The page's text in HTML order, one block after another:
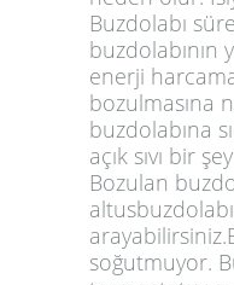
Buzdolabı
buzdolabının
enerji
bozulmasına
buzdolabına
açık sıvı bir
Bozulan
soğutmuyor.